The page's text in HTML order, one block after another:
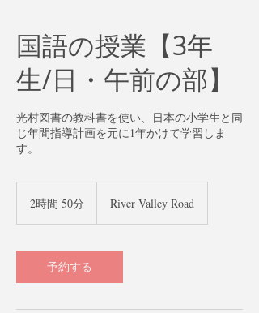
国語の授業【3年
生/日・午前の部】
光村図書の教科書を使い、日本の小学生と同
じ年間指導計画を元に1年かけて学習しま
す。
2時間 50分
5
0
分
River Valley Road
予約する